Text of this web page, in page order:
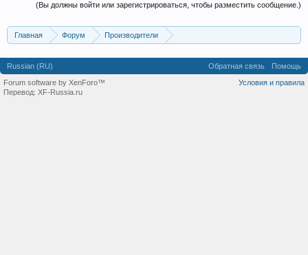
(Вы должны войти или зарегистрироваться, чтобы разместить сообщение.)
Главная Форум
Производители
Russian (RU) Обратная связь
Помощь
Условия и правила
Forum software by XenForo™
Перевод: XF-Russia.ru